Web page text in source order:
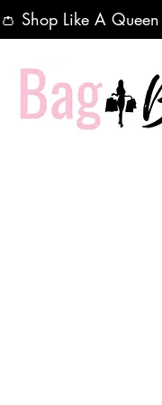
👛 Shop Like A